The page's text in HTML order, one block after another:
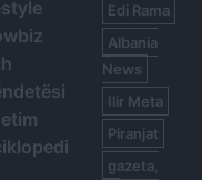
Edi Rama
Albania
News
Ilir Meta
Piranjat
gazeta,